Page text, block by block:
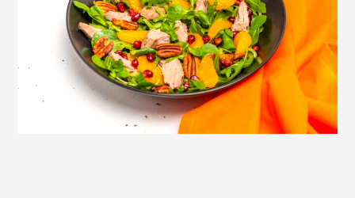
Biscuiți, Bomboane și
Fursecuri
Brioșe și Checuri
Budinci, Jeleuri și Sufleuri